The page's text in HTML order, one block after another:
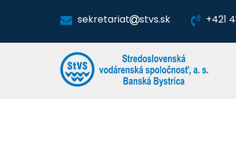
sekretariat stvs.sk +421